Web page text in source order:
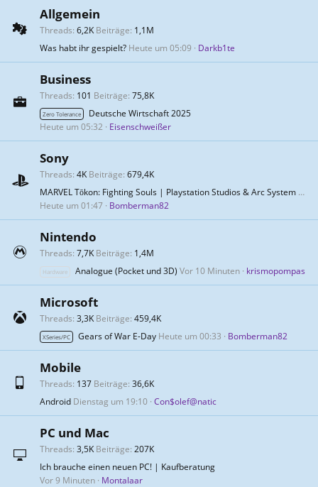
Allgemein
Threads 6,2K Beiträge 1,1M
Was habt ihr gespielt? Heute um 05:09 Darkb1te
Business
Threads 101 Beiträge 75,8K
Zero Tolerance
Deutsche Wirtschaft 2025
Heute um 05:32
Eisenschweißer
Sony
Threads 4K Beiträge 679,4K
MARVEL Tōkon: Fighting Souls | Playstation Studios & Arc System Works
Heute um 01:47 Bomberman82
Nintendo
Threads 7,7K Beiträge 1,4M
Hardware Analogue (Pocket und 3D) Vor 10 Minuten krismopompas
Microsoft
Threads 3,3K Beiträge 459,4K
XSeries/PC Gears of War E-Day Heute um 00:33 Bomberman82
Mobile
Threads 137 Beiträge 36,6K
Android Dienstag um 19:10 Con$olef@natic
PC und Mac
Threads 3,5K Beiträge 207K
Ich brauche einen neuen PC! | Kaufberatung
Vor 9 Minuten Montalaar